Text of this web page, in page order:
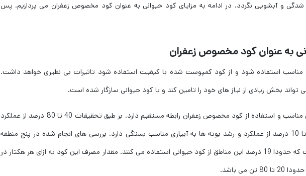
و آبشویی نگردد. در ادامه به مزایای کود حیوانی به عنوان کود مخصوص زعفران می پردازیم. پس
به عنوان کود مخصوص زعفران
مناسب استفاده شود و از کود کمپوست شده با کیفیت استفاده شود تاثیرات بی نظیری خواهد داشت.
تواند بخش زیادی از نیاز های خود را تامین کند و با کود حیوانی سازگار شده است.
رشد و باردهی زعفران با کوددهی مناسب و استفاده از کود مخصوص زعفران رابطه مستقیم دارد. بر طبق تحقیقات 40 تا 80 درصد از عملکرد
زعفران به کوددهی مناسب و 1 تا 10 درصد از عملکرد و رشد بوته ها به آبیاری مناسب بستگی دارد. بررسی های انجام شده در پنج منطقه
اصلی زعفران کاری بیانگر این است که حدودا 19 درصد این مناطق از کود حیوانی استفاده می کنند. مقدار مصرف این کود به ازای هر هکتار در
می باشد.